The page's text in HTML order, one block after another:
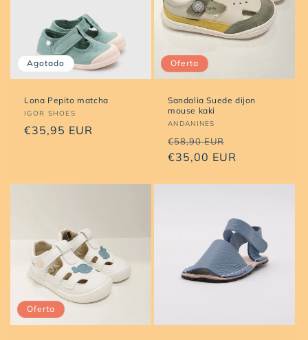
Agotado
Lona Pepito matcha
Proveedor:
IGOR SHOES
Precio
€35,95 EUR
Oferta
Sandalia Suede dijon
mouse kaki
Proveedor:
ANDANINES
Precio
habitual
€58,90 EUR
de
€35,00 EUR
Oferta